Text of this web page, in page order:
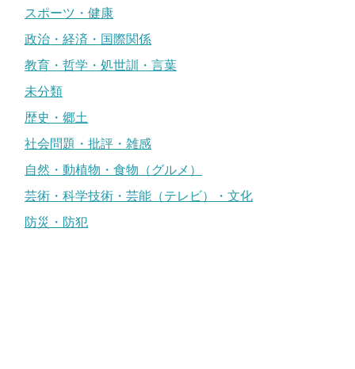
スポーツ・健康
政治・経済・国際関係
教育・哲学・処世訓・言葉
未分類
歴史・郷土
社会問題・批評・雑感
自然・動植物・食物（グルメ）
芸術・科学技術・芸能（テレビ）・文化
防災・防犯